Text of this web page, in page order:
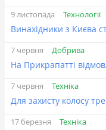
9 листопада Технології
Винахідники з Києва
7 червня Добрива
На Прикрапатті
7 червня Техніка
Для захисту колосу
17 березня Техніка